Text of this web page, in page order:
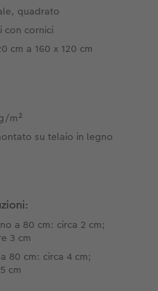
quadrato
con cornici
cm a 160 x 120 cm
m²
su telaio in legno
a 80 cm: circa 2 cm;
3 cm
80 cm: circa 4 cm;
cm